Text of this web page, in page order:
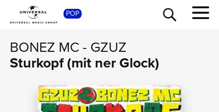
POP
BONEZ MC- GZUZ
Sturkopf (mit ner Glock)
SHOP